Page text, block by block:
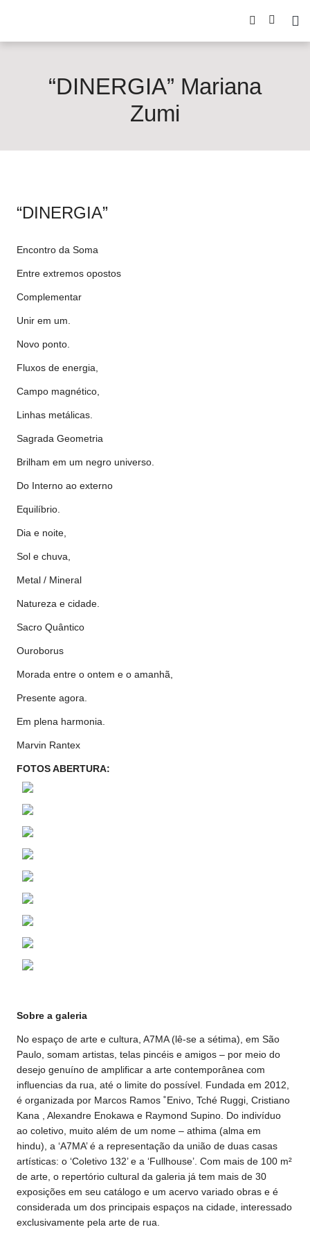
“DINERGIA” Mariana
Zumi
“DINERGIA”
Encontro da Soma
Entre extremos opostos
Complementar
Unir em um.
Novo ponto.
Fluxos de energia,
Campo magnético,
Linhas metálicas.
Sagrada Geometria
Brilham em um negro universo.
Do Interno ao externo
Equilíbrio.
Dia e noite,
Sol e chuva,
Metal / Mineral
Natureza e cidade.
Sacro Quântico
Ouroborus
Morada entre o ontem e o amanhã,
Presente agora.
Em plena harmonia.
Marvin Rantex
FOTOS ABERTURA:
Sobre a galeria
No espaço de arte e cultura, A7MA (lê-se a sétima), em São
Paulo, somam artistas, telas pincéis e amigos – por meio do
desejo genuíno de amplificar a arte contemporânea com
influencias da rua, até o limite do possível. Fundada em 2012,
é organizada por Marcos Ramos ˚Enivo, Tché Ruggi, Cristiano
Kana , Alexandre Enokawa e Raymond Supino. Do indivíduo
ao coletivo, muito além de um nome – athima (alma em
hindu), a ‘A7MA’ é a representação da união de duas casas
artísticas: o ‘Coletivo 132’ e a ‘Fullhouse’. Com mais de 100 m²
de arte, o repertório cultural da galeria já tem mais de 30
exposições em seu catálogo e um acervo variado obras e é
considerada um dos principais espaços na cidade, interessado
exclusivamente pela arte de rua.